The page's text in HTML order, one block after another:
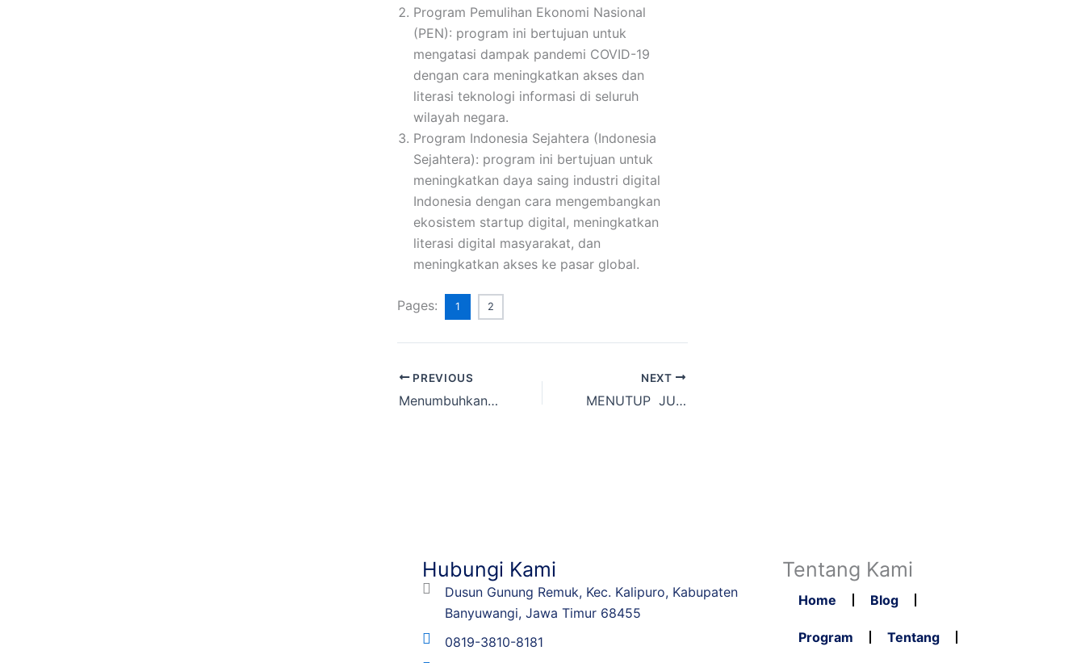
Program Pemulihan Ekonomi Nasional
(PEN): program ini bertujuan untuk
mengatasi dampak pandemi COVID-19
dengan cara meningkatkan akses dan
literasi teknologi informasi di seluruh
wilayah negara.
Program Indonesia Sejahtera (Indonesia
Sejahtera): program ini bertujuan untuk
meningkatkan daya saing industri digital
Indonesia dengan cara mengembangkan
ekosistem startup digital, meningkatkan
literasi digital masyarakat, dan
meningkatkan akses ke pasar global.
Pages: 1 2
PREVIOUS
Menumbuhkan Spirit Kerelawanan Yang Berkelanjutan
NEXT
MENUTUP JURANG DISPARITAS
Hubungi Kami
Dusun Gunung Remuk, Kec. Kalipuro, Kabupaten
Banyuwangi, Jawa Timur 68455
0819-3810-8181
Tentang Kami
Home Blog
Program Tentang